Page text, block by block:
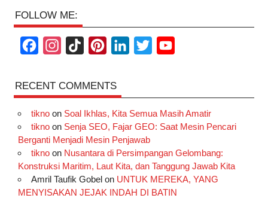
FOLLOW ME:
c
e
b
o
k
s
t
a
r
a
m
k
T
o
k
n
t
e
e
s
k
e
I
n
t
t
r
T
u
e
RECENT COMMENTS
tiknoon Soal Ikhlas, Kita Semua Masih Amatir
tiknoon Senja SEO, Fajar GEO: Saat Mesin Pencari
Berganti Menjadi Mesin Penjawab
tiknoon Nusantara di Persimpangan Gelombang:
Konstruksi Maritim, Laut Kita, dan Tanggung Jawab Kita
Amril Taufik Gobelon UNTUK MEREKA, YANG
MENYISAKAN JEJAK INDAH DI BATIN